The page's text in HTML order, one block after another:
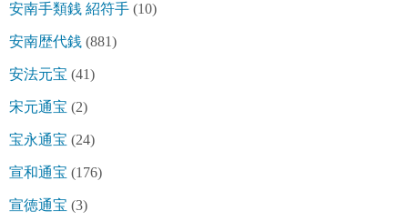
安南手類銭 紹符手 (10)
安南歴代銭 (881)
安法元宝 (41)
宋元通宝 (2)
宝永通宝 (24)
宣和通宝 (176)
宣徳通宝 (3)